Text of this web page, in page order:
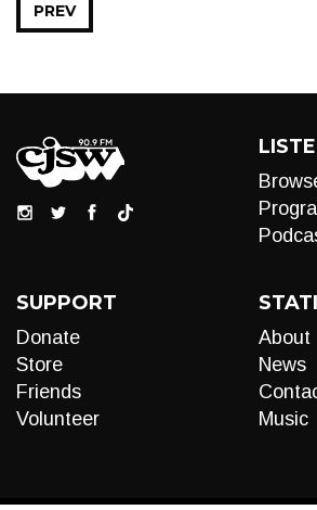
PREV
SUPPORT
Donate
Store
Friends
Volunteer
About
News
Music